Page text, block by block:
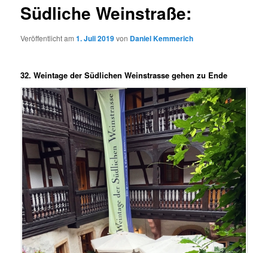
Südliche Weinstraße:
Veröffentlicht am1. Juli 2019von Daniel Kemmerich
32. Weintage der Südlichen Weinstrasse gehen zu Ende